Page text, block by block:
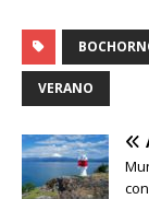
VERANO